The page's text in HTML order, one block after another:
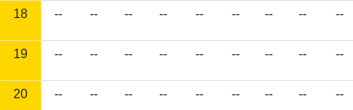
18 -- -- -- -- -- -- -- -- --
19 -- -- -- -- -- -- -- -- --
20 -- -- -- -- -- -- -- -- --